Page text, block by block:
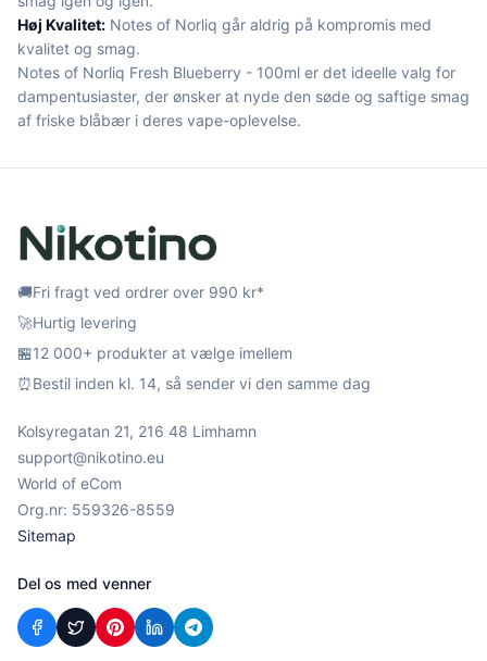
Høj Kvalitet: Notes of Norliq går aldrig på kompromis med
kvalitet og smag.
Notes of Norliq Fresh Blueberry - 100ml er det ideelle valg for
dampentusiaster, der ønsker at nyde den søde og saftige smag
af friske blåbær i deres vape-oplevelse.
🚚Fri fragt ved ordrer over 990 kr*
🚀Hurtig levering
🏪12 000+ produkter at vælge imellem
⏰Bestil inden kl. 14, så sender vi den samme dag
Kolsyregatan 21, 216 48 Limhamn
support@nikotino.eu
World of eCom
Org.nr: 559326-8559
Sitemap
Del os med venner